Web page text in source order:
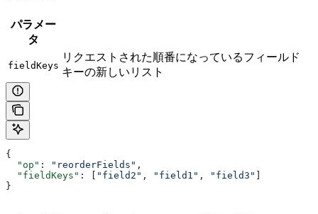
パラメー
タ
fieldKeys
リクエストされた順番になっているフィールド
キーの新しいリスト
{
  "op"
: "reorderFields" ,
  "fieldKeys"
: [ "field2" , "field1" , "field3" ]
}